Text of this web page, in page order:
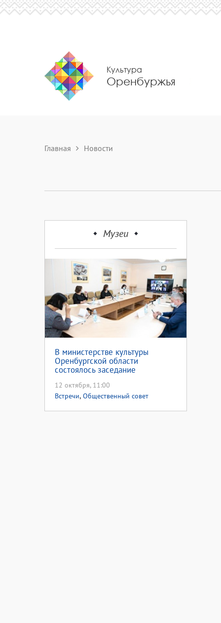
Культура
Оренбуржья
Главная Новости
Музеи
В министерстве культуры
Оренбургской области
состоялось заседание
12 октября, 11:00
Встречи, Общественный совет